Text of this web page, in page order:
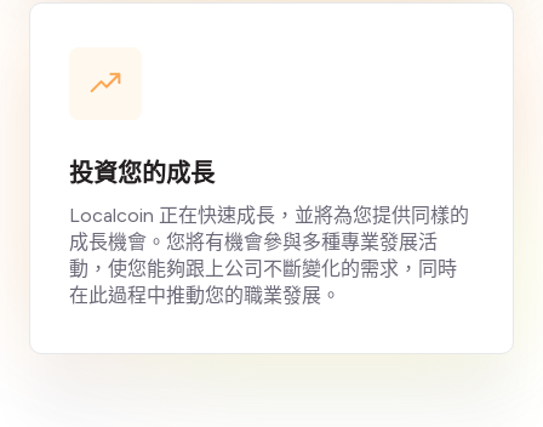
投資您的成長
Localcoin 正在快速成長，並將為您提供同樣的
成長機會。您將有機會參與多種專業發展活
動，使您能夠跟上公司不斷變化的需求，同時
在此過程中推動您的職業發展。